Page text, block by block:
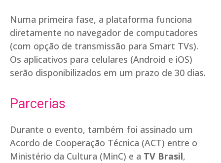
Numa primeira fase, a plataforma funciona
diretamente no navegador de computadores
(com opção de transmissão para Smart TVs).
Os aplicativos para celulares (Android e iOS)
serão disponibilizados em um prazo de 30 dias.
Parcerias
Durante o evento, também foi assinado um
Acordo de Cooperação Técnica (ACT) entre o
Ministério da Cultura (MinC) e a TV Brasil,